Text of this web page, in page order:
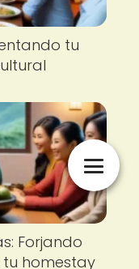
tu
Forjando
homestay